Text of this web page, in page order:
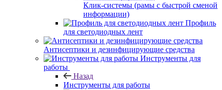
Клик-системы (рамы с быстрой сменой
информации)
Профиль
для светодиодных лент
Антисептики и дезинфицирующие средства
Инструменты для
работы
Назад
Инструменты для работы